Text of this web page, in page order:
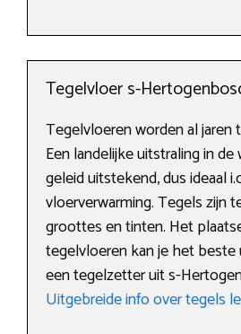
Tegelvloer s-
Tegelvloeren worden al jaren
Een landelijke uitstraling in
geleid uitstekend, dus ideaal
vloerverwarming. Tegels zijn
groottes en tinten. Het
tegelvloeren kan je het
een tegelzetter uit s-
Uitgebreide info over tegels